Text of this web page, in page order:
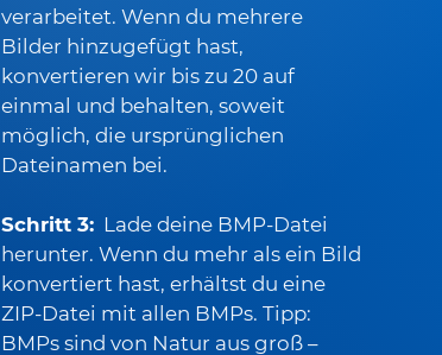
verarbeitet. Wenn du mehrere
Bilder hinzugefügt hast,
konvertieren wir bis zu 20 auf
einmal und behalten, soweit
möglich, die ursprünglichen
Dateinamen bei.
Schritt 3: Lade deine BMP-Datei
herunter. Wenn du mehr als ein Bild
konvertiert hast, erhältst du eine
ZIP-Datei mit allen BMPs. Tipp:
BMPs sind von Natur aus groß –